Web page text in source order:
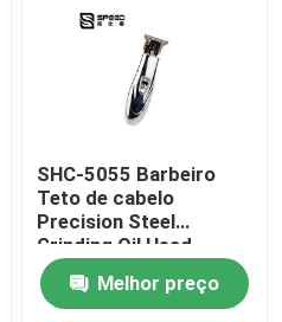
de cabelo
SHC-5055 Barbeiro
Teto de cabelo
Precision Steel
Grinding Oil Head
Carving Scissors
Digital DisplayMelhor preço